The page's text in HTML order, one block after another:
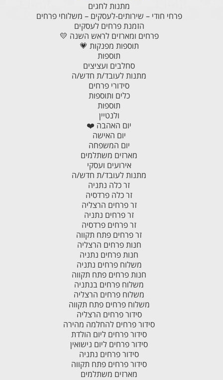
מתנות לחגים
פרחי חודי – שירותים-לעסקים – משלוחי פרחים
הזמנת פרחים לעסקים
פרחים ומארזים לראש השנה 💛
תוספות מפנקות 💗
תוספות
סחלבים ועציצים
מתנות לעובד/ת חדש/ה
סידורי פרחים
כלים ותוספות
תוספות
ולנטיין
יום האהבה ❤️
יום האישה
יום המשפחה
מארזים משתלמים
אירועים ועסקי
מתנות לעובד/ת חדש/ה
זר כלה נתניה
זר כלה פרדסיה
זר פרחים הרצליה
זר פרחים נתניה
זר פרחים פרדסיה
זר פרחים פתח תקווה
חנות פרחים הרצליה
חנות פרחים נתניה
משלוח פרחים נתניה
חנות פרחים פתח תקווה
משלוח פרחים בנתניה
משלוח פרחים הרצליה
משלוח פרחים פתח תקווה
סידור פרחים הרצליה
סידור פרחים להחלמה מהירה
סידור פרחים ליום הולדת
סידור פרחים ליום נישואין
סידור פרחים נתניה
סידור פרחים פתח תקווה
מארזים משתלמים